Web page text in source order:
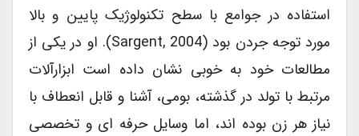
استفاده در جوامع با سطح تکنولوژیک پایین و بالا
مورد توجه جردن بود (Sargent, 2004). او در یکی از
مطالعات خود به خوبی نشان داده است ابزارآلات
مرتبط با تولد در گذشته، بومی، آشنا و قابل انعطاف با
نیاز هر زن بوده اند، اما وسایل حرفه ای و تخصصی